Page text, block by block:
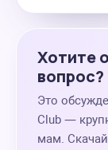
Хотите
вопрос?
Это
Club —
мам.